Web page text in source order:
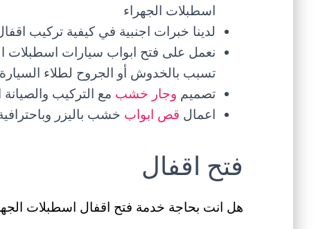
اسطبلات الجهراء
لدينا خبرات اجنبية في كيفية تركيب
نعمل على فتح ابواب سيارات اسطبلات
تسبب بالخدوش أو الجروح لطلاء
تصميم وجار خشب مع التركيب
اعمال قص ابواب خشب باليزر
فتح اقفال
هل انت بحاجة خدمة فتح اقفال اسطبلات